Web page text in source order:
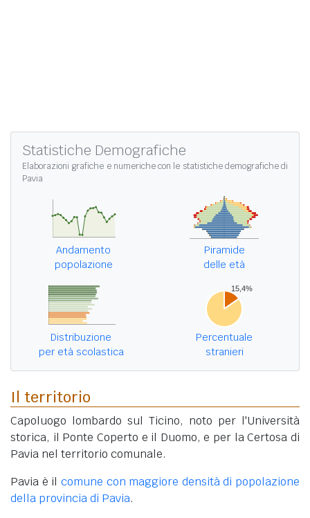
Statistiche Demografiche
Elaborazioni grafiche e numeriche con le statistiche demografiche di
Pavia
Andamento
popolazione
Piramide
delle età
Distribuzione
per età scolastica
Percentuale
stranieri
Il territorio
Capoluogo lombardo sul Ticino, noto per l'Università
storica, il Ponte Coperto e il Duomo, e per la Certosa di
Pavia nel territorio comunale.
Pavia è il comune con maggiore densità di popolazione
della provincia di Pavia.